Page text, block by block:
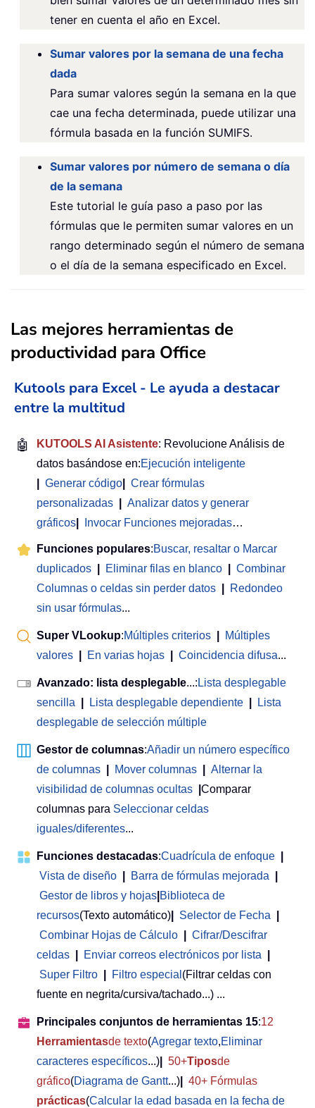
tener en cuenta el año en Excel.
Sumar valores por la semana de una fecha
dada
Para sumar valores según la semana en la que
cae una fecha determinada, puede utilizar una
fórmula basada en la función SUMIFS.
Sumar valores por número de semana o día
de la semana
Este tutorial le guía paso a paso por las
fórmulas que le permiten sumar valores en un
rango determinado según el número de semana
o el día de la semana especificado en Excel.
Las mejores herramientas de
productividad para Office
Kutools para Excel - Le ayuda a destacar
entre la multitud
🤖 KUTOOLS AI Asistente: Revolucione Análisis de
datos basándose en:Ejecución inteligente
Generar código
Crear fórmulas
personalizadas
Analizar datos y generar
gráficos
Invocar Funciones mejoradas…
Funciones populares:Buscar, resaltar o Marcar
duplicados
Eliminar filas en blanco
Combinar
Columnas o celdas sin perder datos
Redondeo
sin usar fórmulas...
Super VLookup:Múltiples criterios
Múltiples
valores
En varias hojas Coincidencia difusa...
Avanzado: lista desplegable...: Lista desplegable
sencilla
Lista desplegable dependiente
Lista
desplegable de selección múltiple
Gestor de columnas:Añadir un número específico
de columnas
Mover columnas
Alternar la
visibilidad de columnas ocultas
Comparar
columnas para Seleccionar celdas
iguales/diferentes...
Funciones destacadas:Cuadrícula de enfoque
Vista de diseño
Barra de fórmulas mejorada
Gestor de libros y hojas Biblioteca de
recursos(Texto automático) Selector de Fecha
Combinar Hojas de Cálculo
Cifrar/Descifrar
celdas
Enviar correos electrónicos por lista
Super Filtro
Filtro especial (Filtrar celdas con
fuente en negrita/cursiva/tachado...) ...
Principales conjuntos de herramientas 15:12
Herramientasde texto(Agregar texto,Eliminar
caracteres específicos...) 50+Tiposde
gráfico(Diagrama de Gantt...)
40+ Fórmulas
prácticas(Calcular la edad basada en la fecha de